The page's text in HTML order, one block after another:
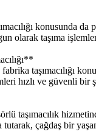
konusunda
olarak taşıma
taşımacılığı
hızlı ve güvenli
taşımacılık
çağdaş bir